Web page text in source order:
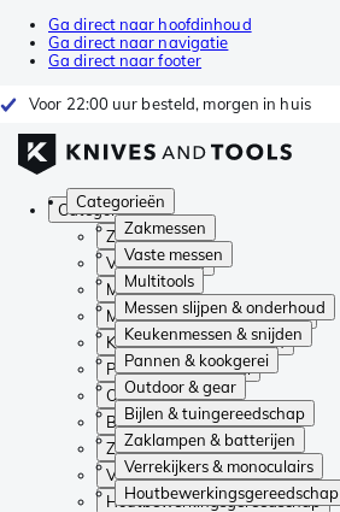
Ga direct naar hoofdinhoud
Ga direct naar navigatie
Ga direct naar footer
Voor 22:00 uur besteld, morgen in huis
Categorieën
Zakmessen
Vaste messen
Multitools
Messen slijpen & onderhoud
Keukenmessen & snijden
Pannen & kookgerei
Outdoor & gear
Bijlen & tuingereedschap
Zaklampen & batterijen
Verrekijkers & monoculairs
Houtbewerkingsgereedschap
Categorieën
Zakmessen
Vaste messen
Multitools
Messen slijpen & onderhoud
Keukenmessen & snijden
Pannen & kookgerei
Outdoor & gear
Bijlen & tuingereedschap
Zaklampen & batterijen
Verrekijkers & monoculairs
Houtbewerkingsgereedschap